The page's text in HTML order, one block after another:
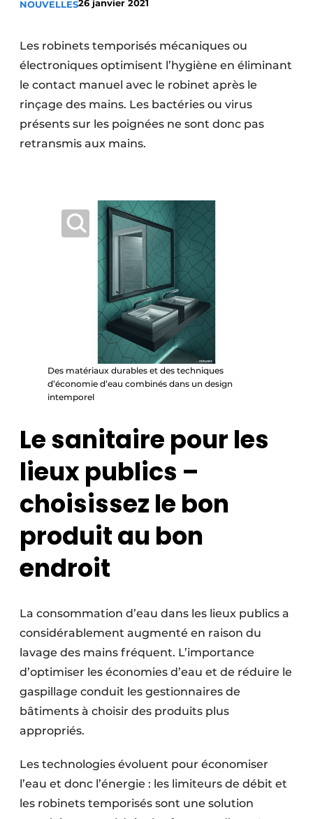
Video’s
Construction bois
Contrôle d’accès
Façades
Infrastructures souterraines et égouttage
Protection solaire
Sécurité incendie
Techniques ferroviaires
Travaux ferroviaires
NOUVELLES26 janvier 2021
Les robinets temporisés mécaniques ou
électroniques optimisent l’hygiène en éliminant
le contact manuel avec le robinet après le
rinçage des mains. Les bactéries ou virus
présents sur les poignées ne sont donc pas
retransmis aux mains.
Des matériaux durables et des techniques
d’économie d’eau combinés dans un design
intemporel
Le sanitaire pour les
lieux publics –
choisissez le bon
produit au bon
endroit
La consommation d’eau dans les lieux publics a
considérablement augmenté en raison du
lavage des mains fréquent. L’importance
d’optimiser les économies d’eau et de réduire le
gaspillage conduit les gestionnaires de
bâtiments à choisir des produits plus
appropriés.
Les technologies évoluent pour économiser
l’eau et donc l’énergie : les limiteurs de débit et
les robinets temporisés sont une solution